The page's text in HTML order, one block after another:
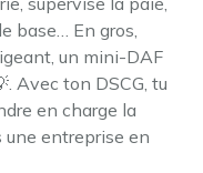
base… En gros,
un mini-DAF
Avec ton DSCG, tu
en charge la
entreprise en